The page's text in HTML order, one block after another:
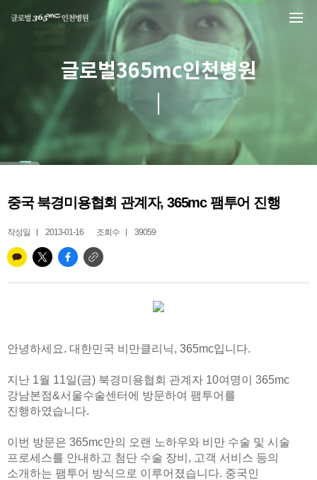
글로벌365mc인천병원
중국 북경미용협회 관계자, 365mc 팸투어 진행
작성일 2013-01-16 조회수 39059
안녕하세요. 대한민국 비만클리닉, 365mc입니다.
지난 1월 11일(금) 북경미용협회 관계자 10여명이 365mc
강남본점&서울수술센터에 방문하여 팸투어를
진행하였습니다.
이번 방문은 365mc만의 오랜 노하우와 비만 수술 및 시술
프로세스를 안내하고 첨단 수술 장비, 고객 서비스 등의
소개하는 팸투어 방식으로 이루어졌습니다. 중국인